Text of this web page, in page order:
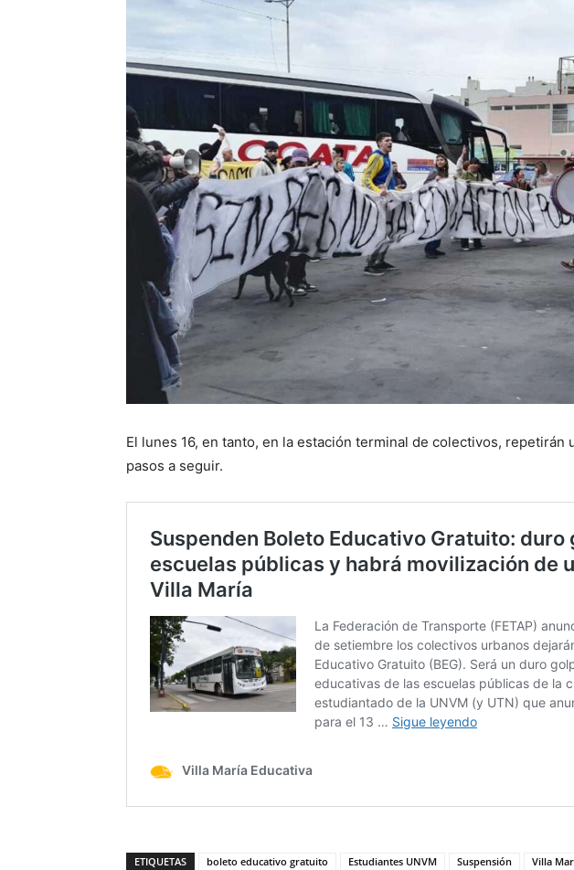
El lunes 16, en tanto, en la estación terminal de colectivos, repetirán
pasos a seguir.
ETIQUETAS boleto educativo gratuito Estudiantes UNVM Suspensión Villa